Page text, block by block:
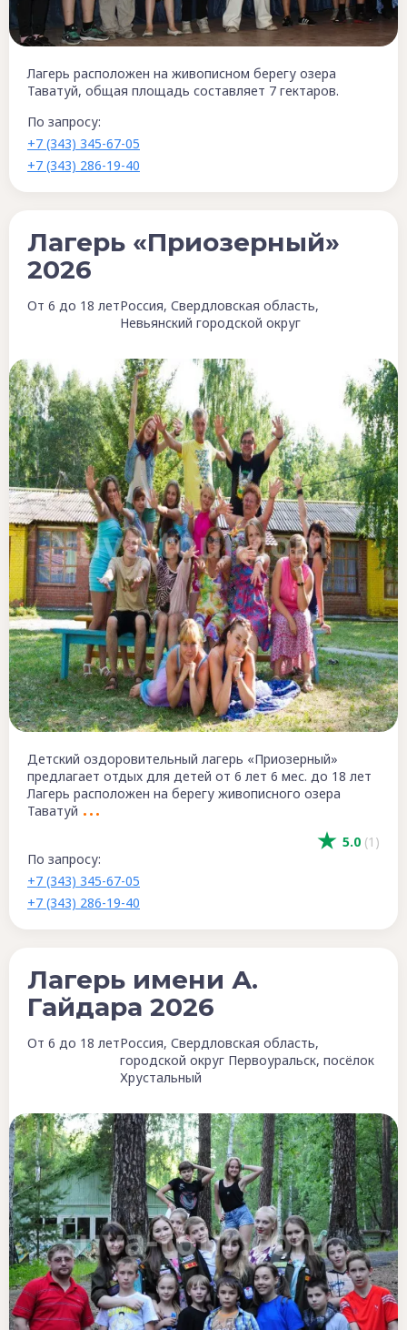
Лагерь расположен на живописном берегу озера
Таватуй, общая площадь составляет 7 гектаров.
По запросу:
+7 (343) 345-67-05
+7 (343) 286-19-40
5.0 (1)
Лагерь «Приозерный»
2026
От 6 до 18 летРоссия, Свердловская область,
Невьянский городской округ
Детский оздоровительный лагерь «Приозерный»
предлагает отдых для детей от 6 лет 6 мес. до 18 лет
Лагерь расположен на берегу живописного озера
Таватуй
По запросу:
+7 (343) 345-67-05
+7 (343) 286-19-40
Лагерь имени А.
Гайдара 2026
От 6 до 18 летРоссия, Свердловская область,
городской округ Первоуральск, посёлок
Хрустальный